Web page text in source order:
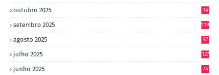
outubro 2025
14
setembro 2025 119
agosto 2025 97
julho 2025 127
junho 2025 74